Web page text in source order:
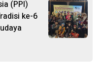
(PPI)
ke-6